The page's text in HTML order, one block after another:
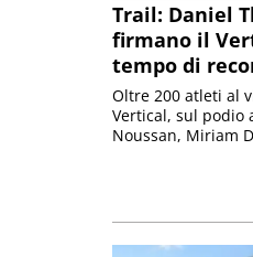
Trail: Daniel
firmano il
tempo di
Oltre 200 atleti al
Vertical, sul podio
Noussan, Miriam